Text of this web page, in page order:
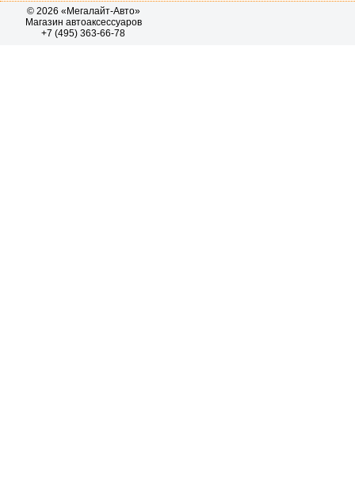
© 2026 «Мегалайт-Авто»
Магазин автоаксессуаров
+7 (495) 363-66-78